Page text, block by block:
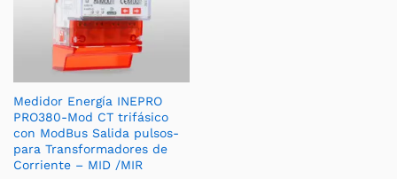
Medidor Energía INEPRO
PRO380-Mod CT trifásico
con ModBus Salida pulsos-
para Transformadores de
Corriente – MID /MIR